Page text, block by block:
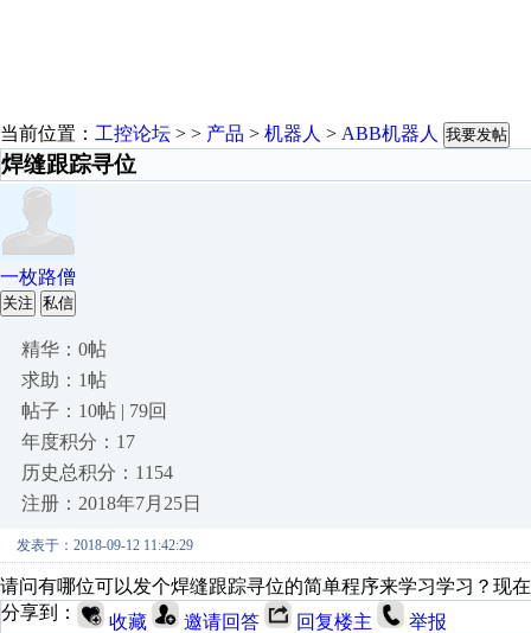
当前位置： 工控论坛 > > 产品 > 机器人 > ABB机器人 我要发帖
焊缝跟踪寻位
一枚路僧
关注 私信
精华：0帖
求助：1帖
帖子：10帖 | 79回
年度积分：17
历史总积分：1154
注册：2018年7月25日
发表于：2018-09-12 11:42:29
请问有哪位可以发个焊缝跟踪寻位的简单程序来学习学习？现
分享到：
收藏 邀请回答 回复楼主 举报